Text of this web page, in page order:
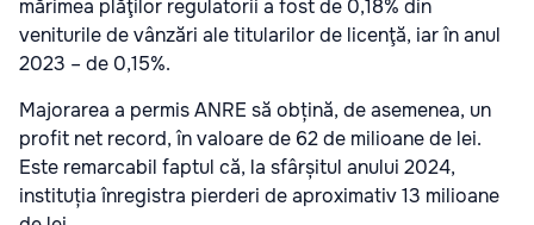
mărimea plăţilor regulatorii a fost de 0,18% din
veniturile de vânzări ale titularilor de licenţă, iar în anul
2023 – de 0,15%.
Majorarea a permis ANRE să obțină, de asemenea, un
profit net record, în valoare de 62 de milioane de lei.
Este remarcabil faptul că, la sfârșitul anului 2024,
instituția înregistra pierderi de aproximativ 13 milioane